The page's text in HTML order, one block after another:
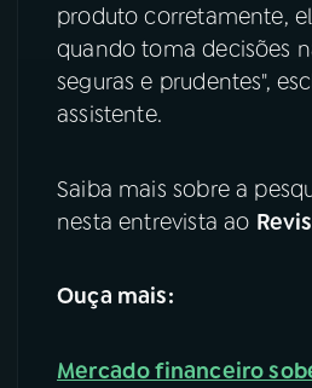
produto corretamente,
quando toma decisões
seguras e prudentes",
assistente.
Saiba mais sobre a
nesta entrevista ao
Ouça mais:
Mercado financeiro